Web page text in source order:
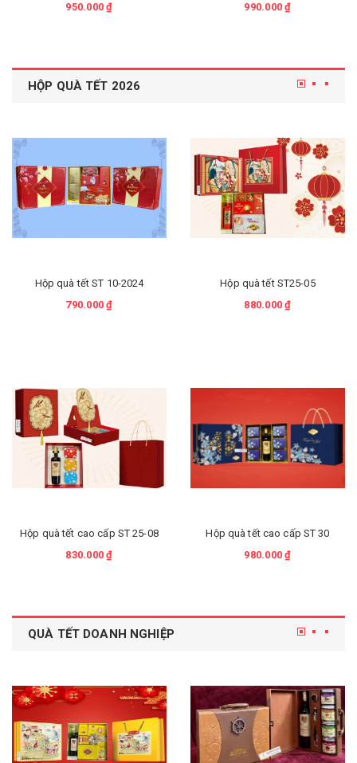
950.000 ₫
990.000 ₫
HỘP QUÀ TẾT 2026
Hộp quà tết ST 10-2024
790.000 ₫
Hộp quà tết cao cấp ST 25-08
830.000 ₫
Hộp quà tết ST25-05
880.000 ₫
Hộp quà tết cao cấp ST 30
980.000 ₫
QUÀ TẾT DOANH NGHIỆP